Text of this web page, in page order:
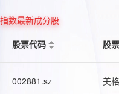
指数最新成分股
股票代码
股
002881.sz 美